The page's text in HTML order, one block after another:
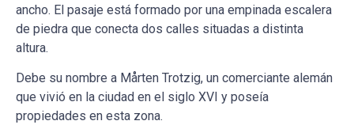
ancho. El pasaje está formado por una empinada escalera
de piedra que conecta dos calles situadas a distinta
altura.
Debe su nombre a Mårten Trotzig, un comerciante alemán
que vivió en la ciudad en el siglo XVI y poseía
propiedades en esta zona.